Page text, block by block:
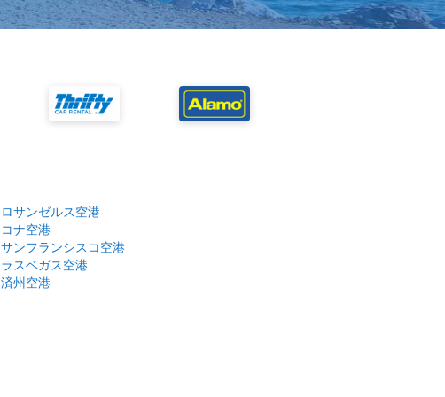
ロサンゼルス空港
コナ空港
サンフランシスコ空港
ラスベガス空港
済州空港